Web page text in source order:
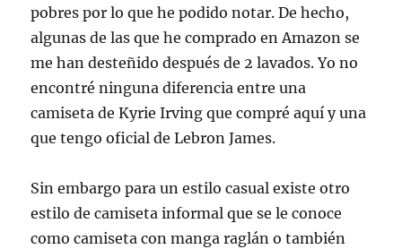
pobres por lo que he podido notar. De hecho,
algunas de las que he comprado en Amazon se
me han desteñido después de 2 lavados. Yo no
encontré ninguna diferencia entre una
camiseta de Kyrie Irving que compré aquí y una
que tengo oficial de Lebron James.
Sin embargo para un estilo casual existe otro
estilo de camiseta informal que se le conoce
como camiseta con manga raglán o también